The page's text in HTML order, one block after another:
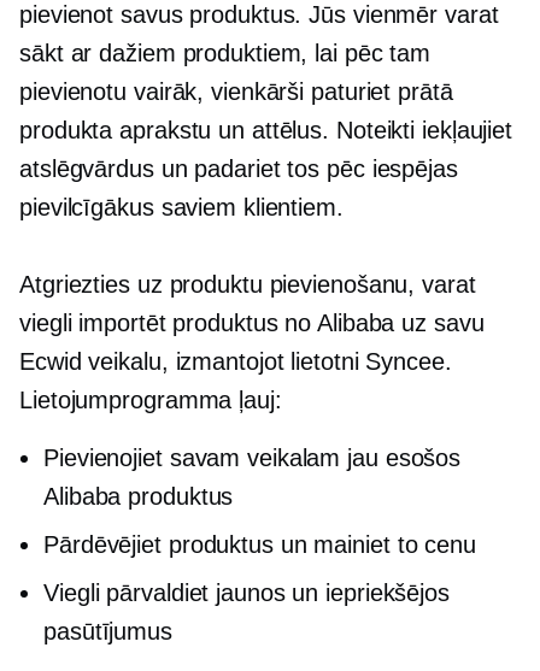
pievienot savus produktus. Jūs vienmēr varat
sākt ar dažiem produktiem, lai pēc tam
pievienotu vairāk, vienkārši paturiet prātā
produkta aprakstu un attēlus. Noteikti iekļaujiet
atslēgvārdus un padariet tos pēc iespējas
pievilcīgākus saviem klientiem.
Atgriezties uz produktu pievienošanu, varat
viegli importēt produktus no Alibaba uz savu
Ecwid veikalu, izmantojot lietotni Syncee.
Lietojumprogramma ļauj:
Pievienojiet savam veikalam jau esošos
Alibaba produktus
Pārdēvējiet produktus un mainiet to cenu
Viegli pārvaldiet jaunos un iepriekšējos
pasūtījumus